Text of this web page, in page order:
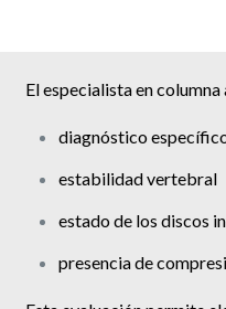
El especialista en
diagnóstico
estabilidad vertebral
estado de los discos
presencia de